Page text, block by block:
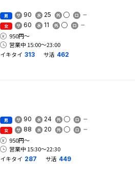
男 90 25
女 60 11
950円〜
営業中 15:00〜23:00
イキタイ 313 サ活 462
男 90 24
女 88 20
950円〜
営業中 15:30〜22:30
イキタイ 287 サ活 449